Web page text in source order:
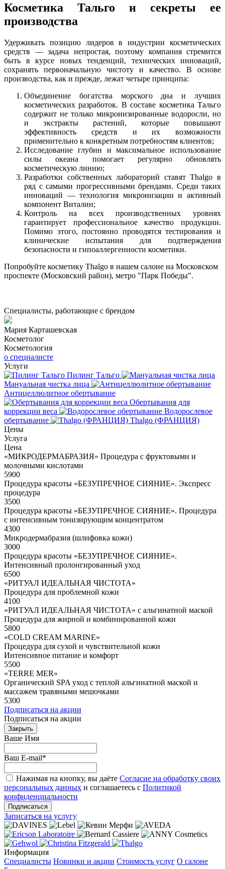
Косметика Тальго и секреты ее
производства
Удерживать позицию лидеров в индустрии косметических
средств — задача непростая, поэтому компания стремится
быть в курсе новых тенденций, технических инноваций,
сохранять первоначальную чистоту и качество. В основе
производства, как и прежде, лежат четыре принципа:
Объединение богатства морского дна и лучших
косметических разработок. В составе косметика Тальго
содержит не только микронизированные водоросли, но
и экстракты растений, которые повышают
эффективность средств и их возможности
применительно к конкретным потребностям клиентов;
Исследование глубин и максимальное использование
силы океана помогает регулярно обновлять
косметическую линию;
Разработки собственных лабораторий ставят Thalgo в
ряд с самыми прогрессивными брендами. Среди таких
инноваций — технология микронизации и активный
компонент Виталин;
Контроль на всех производственных уровнях
гарантирует профессиональное качество продукции.
Помимо этого, постоянно проводятся тестирования и
клинические испытания для подтверждения
безопасности и гипоаллергенности косметики.
Попробуйте косметику Thalgo в нашем салоне на Московском
проспекте (Московский район), метро "Парк Победы".
Специалисты, работающие с брендом
Мария Карташевская
Косметолог
Косметология
о специалисте
Услуги
Пилинг Тальго
Мануальная чистка лица
Антицеллюлитное обертывание
Обертывания для
коррекции веса
Водорослевое
обертывание
Thalgo (ФРАНЦИЯ)
Цены
Услуга
Цена
«МИКРОДЕРМАБРАЗИЯ» Процедура с фруктовыми и
молочными кислотами
5900
Процедура красоты «БЕЗУПРЕЧНОЕ СИЯНИЕ». Экспресс
процедура
3500
Процедура красоты «БЕЗУПРЕЧНОЕ СИЯНИЕ». Процедура
с интенсивным тонизирующим концентратом
4300
Микродермабразия (шлифовка кожи)
3000
Процедура красоты «БЕЗУПРЕЧНОЕ СИЯНИЕ».
Интенсивный пролонгированный уход
6500
«РИТУАЛ ИДЕАЛЬНАЯ ЧИСТОТА»
Процедура для проблемной кожи
4100
«РИТУАЛ ИДЕАЛЬНАЯ ЧИСТОТА» с альгинатной маской
Процедура для жирной и комбинированной кожи
5800
«COLD CREAM MARINE»
Процедура для сухой и чувствительной кожи
Интенсивное питание и комфорт
5500
«TERRE MER»
Органический SPA уход с теплой альгинатной маской и
массажем травяными мешочками
5300
Подписаться на акции
Подписаться на акции
Закрыть
Ваше Имя
Ваш E-mail*
Нажимая на кнопку, вы даёте Согласие на обработку своих
персональных данных и соглашаетесь с Политикой
конфиденциальности
Подписаться
Записаться на услугу
Информация
Специалисты Новинки и акции Стоимость услуг О салоне